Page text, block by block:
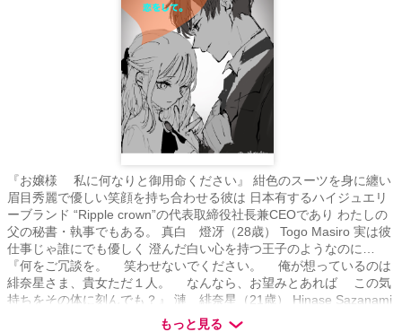
『お嬢様 私に何なりと御用命ください』 紺色のスーツを身に纏い
眉目秀麗で優しい笑顔を持ち合わせる彼は 日本有するハイジュエリ
ーブランド “Ripple crown”の代表取締役社長兼CEOであり わたしの
父の秘書・執事でもある。 真白 燈冴（28歳） Togo Masiro 実は彼
仕事じゃ誰にでも優しく 澄んだ白い心を持つ王子のようなのに…
『何をご冗談を。 笑わせないでください。 俺が想っているのは
緋奈星さま、貴女ただ１人。 なんなら、お望みとあれば この気
持ちをその体に刻んでも？』 漣 緋奈星（21歳） Hinase Sazanami
わたしに向ける黒い笑顔は なぜか“男”だ。
もっと見る